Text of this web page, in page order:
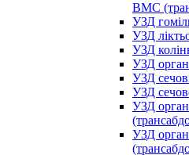
ВМС
УЗД
УЗД
УЗД
УЗД
УЗД
УЗД
УЗД
УЗД